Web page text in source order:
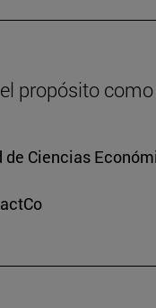
propósito
Ciencias